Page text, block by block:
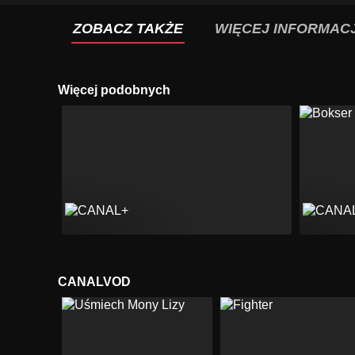
ZOBACZ TAKŻE WIĘCEJ
Więcej podobnych
CANALVOD